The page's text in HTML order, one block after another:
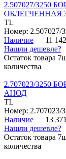
2.507027/3250
ОБЛЕГЧЕННАЯ
TL
Номер: 2.507027/
Наличие
11
Нашли дешевле?
Остаток товара
количества
2.707023/3250
АНОД
TL
Номер: 2.707023/
Наличие
13
Нашли дешевле?
Остаток товара
количества